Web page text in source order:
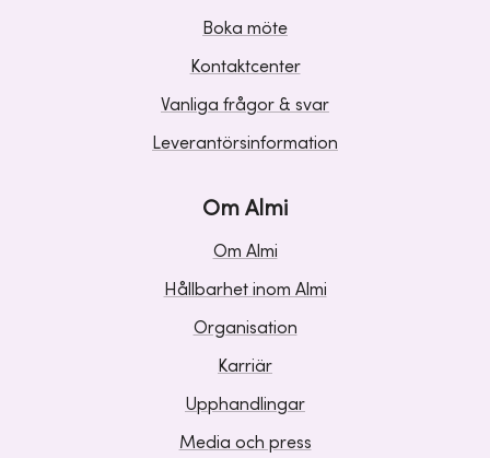
Boka möte
Kontaktcenter
Vanliga frågor & svar
Leverantörsinformation
Om Almi
Om Almi
Hållbarhet inom Almi
Organisation
Karriär
Upphandlingar
Media och press